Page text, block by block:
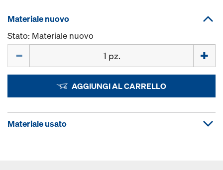
Materiale nuovo
Stato: Materiale nuovo
AGGIUNGI AL CARRELLO
Materiale usato